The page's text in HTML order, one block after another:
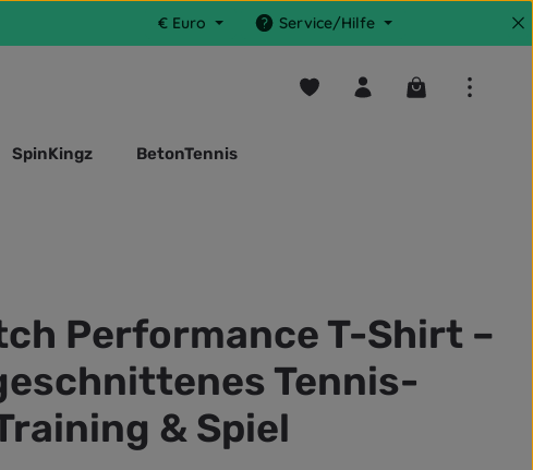
€ Euro Service/Hilfe
Du hast 0 Produkte auf dem
Warenkorb
SpinKingz BetonTennis
Performance T-Shirt –
Tennis-
& Spiel